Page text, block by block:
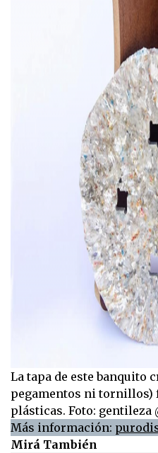
La tapa de este banquito
pegamentos ni tornillos)
plásticas. Foto: gentileza
Más información:
Mirá También